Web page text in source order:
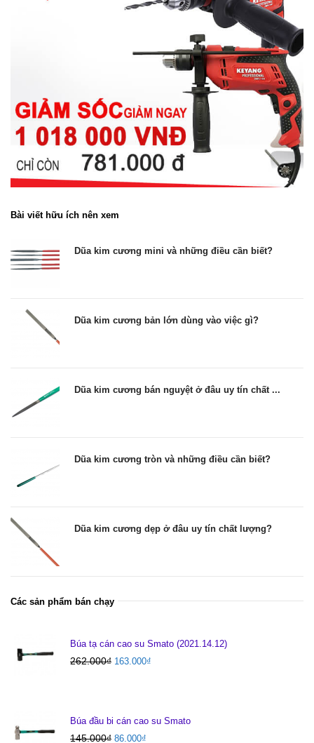
Bài viết hữu ích nên xem
Dũa kim cương mini và những điều cần biết?
Dũa kim cương bản lớn dùng vào việc gì?
Dũa kim cương bán nguyệt ở đâu uy tín chất ...
Dũa kim cương tròn và những điều cần biết?
Dũa kim cương dẹp ở đâu uy tín chất lượng?
Các sản phẩm bán chạy
Búa tạ cán cao su Smato (2021.14.12)
262.000₫ 163.000₫
Búa đầu bi cán cao su Smato
145.000₫ 86.000₫